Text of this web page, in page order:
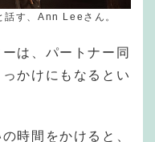
話す、Ann Leeさん。
は、パートナー同
かけにもなるとい
時間をかけると、